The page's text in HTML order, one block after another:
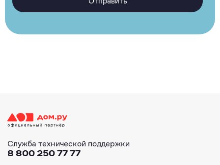
Служба технической поддержки
8 800 250 77 77